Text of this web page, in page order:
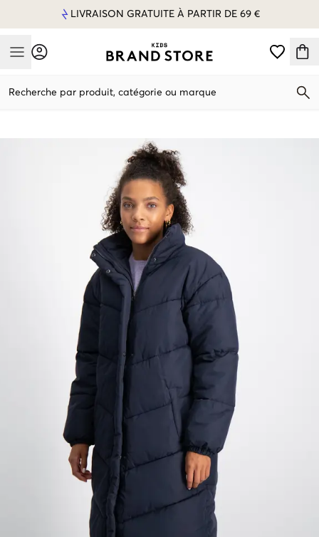
LIVRAISON GRATUITE À PARTIR DE 69 €
Mobile Menu
Recherche par produit, catégorie ou marque